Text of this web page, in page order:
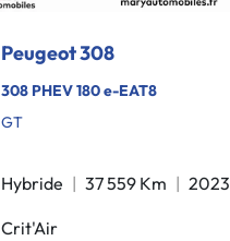
Peugeot 308
308 PHEV 180 e-EAT8
GT
Hybride 37 559 Km 2023
Crit'Air